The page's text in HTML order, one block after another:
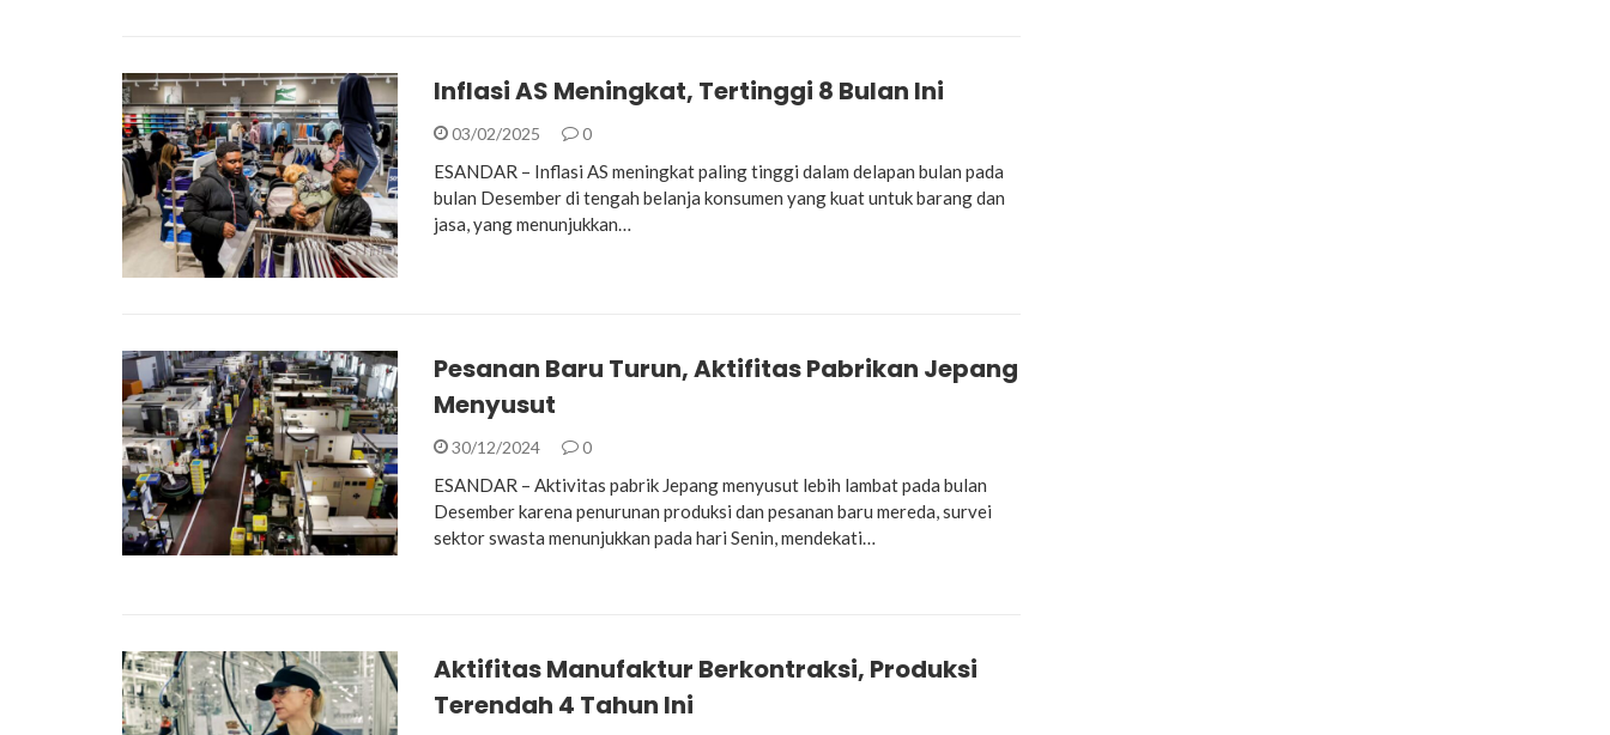
Inflasi AS Meningkat, Tertinggi 8 Bulan Ini
03/02/2025 0
ESANDAR – Inflasi AS meningkat paling tinggi dalam delapan bulan pada
bulan Desember di tengah belanja konsumen yang kuat untuk barang dan
jasa, yang menunjukkan…
Pesanan Baru Turun, Aktifitas Pabrikan Jepang
Menyusut
30/12/2024 0
ESANDAR – Aktivitas pabrik Jepang menyusut lebih lambat pada bulan
Desember karena penurunan produksi dan pesanan baru mereda, survei
sektor swasta menunjukkan pada hari Senin, mendekati…
Aktifitas Manufaktur Berkontraksi, Produksi
Terendah 4 Tahun Ini